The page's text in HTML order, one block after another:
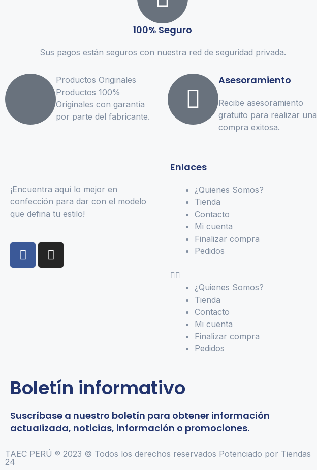
100% Seguro
Sus pagos están seguros con nuestra red de seguridad privada.
Productos Originales
Productos 100%
Originales con garantía
por parte del fabricante.
Asesoramiento
Recibe asesoramiento
gratuito para realizar una
compra exitosa.
¡Encuentra aquí lo mejor en
confección para dar con el modelo
que defina tu estilo!
Enlaces
¿Quienes Somos?
Tienda
Contacto
Mi cuenta
Finalizar compra
Pedidos
¿Quienes Somos?
Tienda
Contacto
Mi cuenta
Finalizar compra
Pedidos
Boletín informativo
Suscríbase a nuestro boletín para obtener información
actualizada, noticias, información o promociones.
TAEC PERÚ ® 2023 © Todos los derechos reservados Potenciado por Tiendas
24